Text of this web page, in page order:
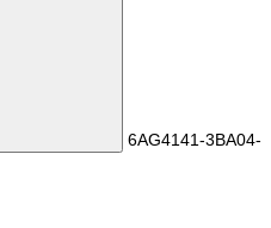
6AG4141-3BA04-